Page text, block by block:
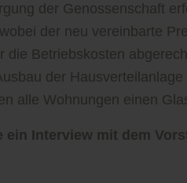
der Genossenschaft
der neu vereinbarte
die Betriebskosten
der
alle Wohnungen einen
ein Interview mit dem